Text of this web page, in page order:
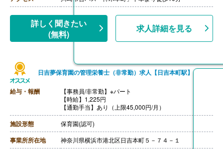
詳しく聞きたい
(無料)
求人詳細を見る
日吉夢保育園の管理栄養士（非常勤）求人【日吉本町駅】
給与・報酬
【事務員/非常勤】※パート
【時給】1,225円
【通勤手当】あり（上限45,000円/月）
施設形態 保育園(認可)
事業所所在地 神奈川県横浜市港北区日吉本町５－７４－１